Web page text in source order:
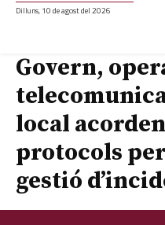
Dilluns, 10 de agost del 2026
Govern,
local
protocols
gestió